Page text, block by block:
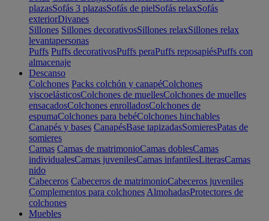
plazasSofás 3 plazasSofás de pielSofás relaxSofás
exteriorDivanes
Sillones Sillones decorativosSillones relaxSillones relax
levantapersonas
Puffs Puffs decorativosPuffs peraPuffs reposapiésPuffs con
almacenaje
Descanso
Colchones Packs colchón y canapéColchones
viscoelásticosColchones de muellesColchones de muelles
ensacadosColchones enrolladosColchones de
espumaColchones para bebéColchones hinchables
Canapés y bases CanapésBase tapizadasSomieresPatas de
somieres
Camas Camas de matrimonioCamas doblesCamas
individualesCamas juvenilesCamas infantilesLiterasCamas
nido
Cabeceros Cabeceros de matrimonioCabeceros juveniles
Complementos para colchones AlmohadasProtectores de
colchones
Muebles